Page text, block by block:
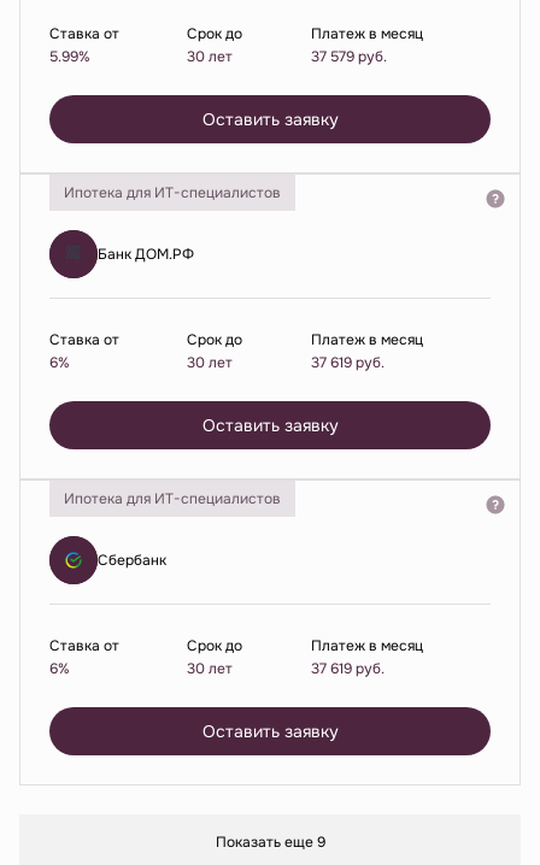
Ставка от
5.99%
Срок до
30 лет
Платеж в месяц
37 579руб.
Оставить заявку
Ипотека для ИТ-специалистов
Банк ДОМ.РФ
Ставка от
6%
Срок до
30 лет
Платеж в месяц
37 619руб.
Оставить заявку
Ипотека для ИТ-специалистов
Сбербанк
Ставка от
6%
Срок до
30 лет
Платеж в месяц
37 619руб.
Оставить заявку
Показать еще 9